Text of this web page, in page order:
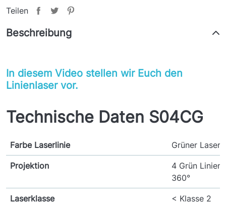
Teilen
Beschreibung
In diesem Video stellen wir Euch den
Linienlaser vor.
Technische Daten S04CG
Farbe Laserlinie Grüner
Projektion
4 Grün
360°
Laserklasse
< Klasse 2